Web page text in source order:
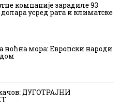
компаније зарадиле 93
усред рата и климатске
ноћна мора: Европски народи
ДУГОТРАЈНИ